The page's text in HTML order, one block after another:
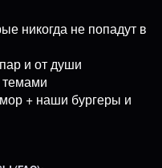
никогда не попадут в
и от души
+ наши бургеры и